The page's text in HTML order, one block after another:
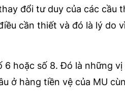
đổi tư duy của các cầu
cần thiết và đó là lý do
hoặc số 8. Đó là những
ở hàng tiền vệ của MU